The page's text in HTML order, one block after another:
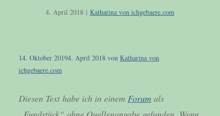
4. April 2018 | Katharina von ichgebaere.com
14. Oktober 20194. April 2018 von Katharina von
ichgebaere.com
Diesen Text habe ich in einem Forum als